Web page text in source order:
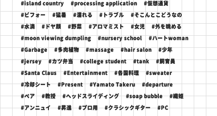
#island country #processing application #仮想通貨
#ビフォー #猛暑 #濡れる #トラブル #そこんとこどうなの
#水滴 #ドヤ顔 #野菜 #アロマミスト #女児 #外を眺める
#moon viewing dumpling #nursery school #ハートwoman
#Garbage #多肉植物 #massage #hair salon #少年
#jersey #カツ弁当 #college student #tank #飼育員
#Santa Claus #Entertainment #各国料理 #sweater
#冷却シート #Present #Yamato Takeru #departure
#ペア #教授 #ヘッドスライディング #soap bubble #織姫
#アンニュイ #昇進 #プロ用 #クラシックギター #PC